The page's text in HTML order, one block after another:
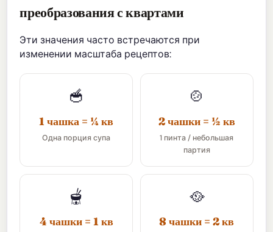
преобразования с квартами
Эти значения часто встречаются при
изменении масштаба рецептов:
🥣
1 чашка = ¼ кв
Одна порция супа
🍲
2 чашки = ½ кв
1 пинта / небольшая
партия
🫕
4 чашки = 1 кв
🥘
8 чашки = 2 кв